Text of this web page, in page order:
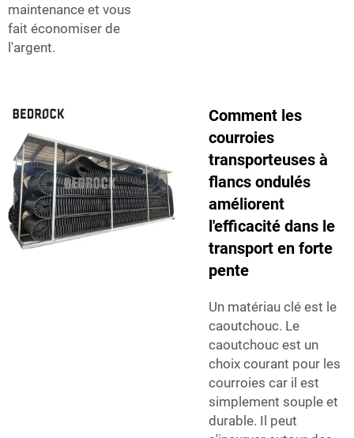
maintenance et vous
fait économiser de
l'argent.
Comment les
courroies
transporteuses à
flancs ondulés
améliorent
l'efficacité dans le
transport en forte
pente
Un matériau clé est le
caoutchouc. Le
caoutchouc est un
choix courant pour les
courroies car il est
simplement souple et
durable. Il peut